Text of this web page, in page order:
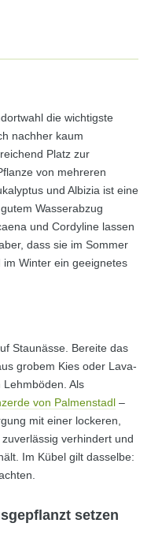
die wichtigste
nachher kaum
Platz zur
von mehreren
und Albizia ist eine
Wasserabzug
und Cordyline lassen
dass sie im Sommer
Winter ein geeignetes
Staunässe. Bereite das
grobem Kies oder Lava-
Als
von Palmenstadl –
mit einer lockeren,
verhindert und
Im Kübel gilt dasselbe:
setzen